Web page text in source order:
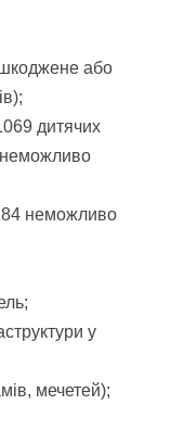
або
дитячих
неможливо
неможливо
у
мечетей);